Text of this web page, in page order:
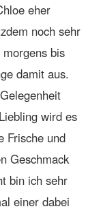
eher
noch sehr
bis
damit aus.
wird es
Frische und
Geschmack
bin ich sehr
einer dabei